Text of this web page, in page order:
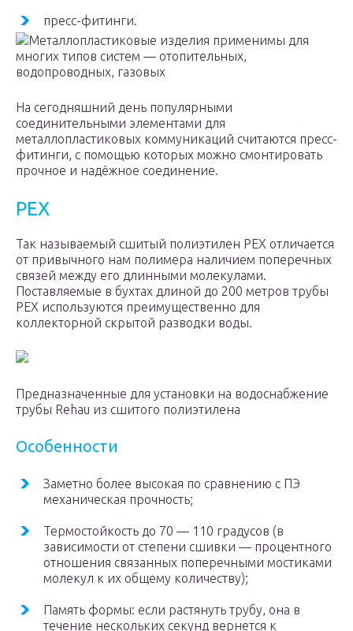
пресс-фитинги.
Металлопластиковые изделия применимы для
многих типов систем — отопительных,
водопроводных, газовых
На сегодняшний день популярными
соединительными элементами для
металлопластиковых коммуникаций считаются пресс-
фитинги, с помощью которых можно смонтировать
прочное и надёжное соединение.
PEX
Так называемый сшитый полиэтилен PEX отличается
от привычного нам полимера наличием поперечных
связей между его длинными молекулами.
Поставляемые в бухтах длиной до 200 метров трубы
PEX используются преимущественно для
коллекторной скрытой разводки воды.
Предназначенные для установки на водоснабжение
трубы Rehau из сшитого полиэтилена
Особенности
Заметно более высокая по сравнению с ПЭ
механическая прочность;
Термостойкость до 70 — 110 градусов (в
зависимости от степени сшивки — процентного
отношения связанных поперечными мостиками
молекул к их общему количеству);
Память формы: если растянуть трубу, она в
течение нескольких секунд вернется к